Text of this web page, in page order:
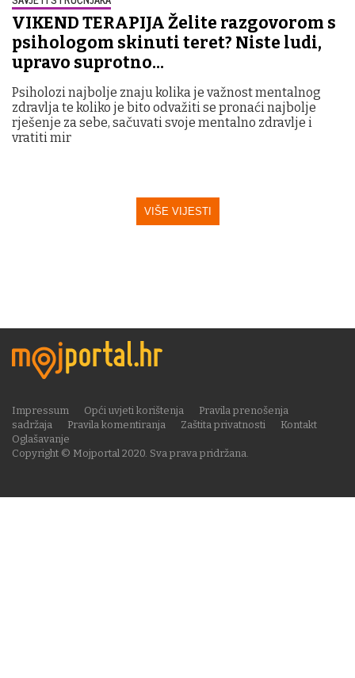
VIKEND TERAPIJA Želite razgovorom s
psihologom skinuti teret? Niste ludi,
upravo suprotno...
Psiholozi najbolje znaju kolika je važnost mentalnog
zdravlja te koliko je bito odvažiti se pronaći najbolje
rješenje za sebe, sačuvati svoje mentalno zdravlje i
vratiti mir
VIŠE VIJESTI
Copyright © Mojportal 2020. Sva prava pridržana.
Impressum Opći uvjeti korištenja
Pravila prenošenja
sadržaja
Pravila komentiranja Zaštita privatnosti
Kontakt
Oglašavanje